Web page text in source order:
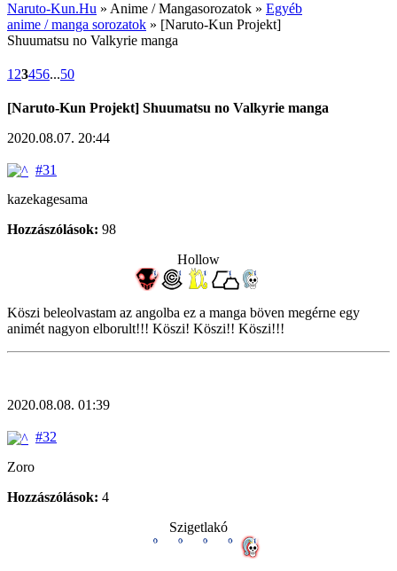
Naruto-Kun.Hu » Anime / Mangasorozatok » Egyéb
anime / manga sorozatok » [Naruto-Kun Projekt]
Shuumatsu no Valkyrie manga
1 23456...50
[Naruto-Kun Projekt] Shuumatsu no Valkyrie manga
2020.08.07. 20:44
#31
kazekagesama
Hozzászólások: 98
Hollow
Köszi beleolvastam az angolba ez a manga böven megérne egy
animét nagyon elborult!!! Köszi! Köszi!! Köszi!!!
2020.08.08. 01:39
#32
Zoro
Hozzászólások: 4
Szigetlakó